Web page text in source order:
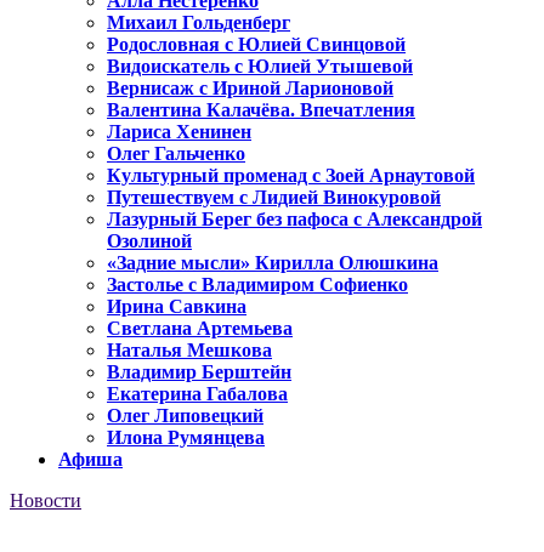
Михаил Гольденберг
Родословная с Юлией Свинцовой
Видоискатель с Юлией Утышевой
Вернисаж с Ириной Ларионовой
Валентина Калачёва. Впечатления
Лариса Хенинен
Олег Гальченко
Культурный променад с Зоей Арнаутовой
Путешествуем с Лидией Винокуровой
Лазурный Берег без пафоса с Александрой
Озолиной
«Задние мысли» Кирилла Олюшкина
Застолье с Владимиром Софиенко
Ирина Савкина
Светлана Артемьева
Наталья Мешкова
Владимир Берштейн
Екатерина Габалова
Олег Липовецкий
Илона Румянцева
Афиша
Новости